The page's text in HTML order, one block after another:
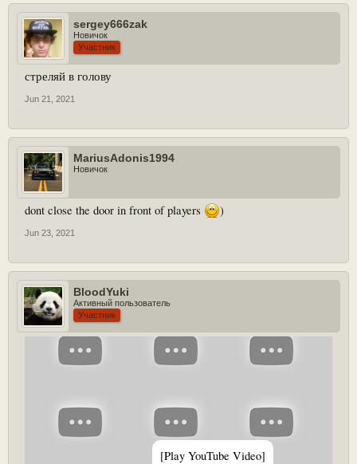
sergey666zak
Новичок
Участник
стреляй в голову
Jun 21, 2021
MariusAdonis1994
Новичок
dont close the door in front of players )
Jun 23, 2021
BloodYuki
Активный пользователь
Участник
[Play YouTube Video]